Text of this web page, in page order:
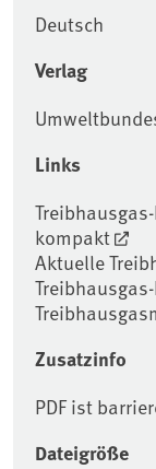
Deutsch
Verlag
Links
kompakt
Aktuelle
Zusatzinfo
PDF ist
Dateigröße